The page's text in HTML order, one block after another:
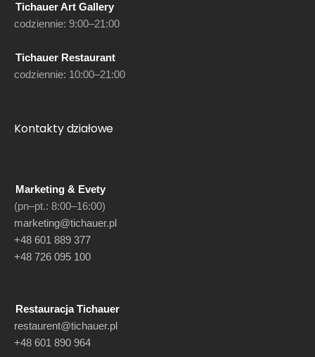
Tichauer Art Gallery
codziennie: 9:00–21:00
Tichauer Restaurant
codziennie: 10:00–21:00
Kontakty działowe
Marketing & Evety
(pn–pt.: 8:00–16:00)
marketing@tichauer.pl
+48 601 889 377
+48 726 095 100
Restauracja Tichauer
restaurent@tichauer.pl
+48 601 890 964